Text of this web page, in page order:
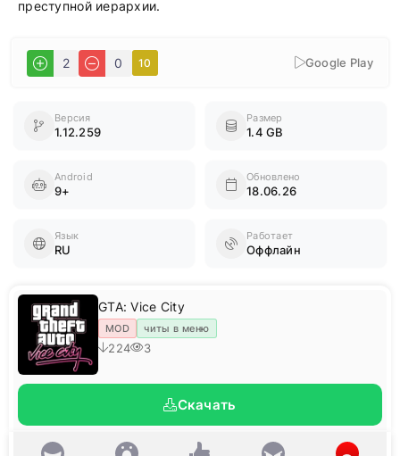
преступной иерархии.
2 0 10 Google Play
Версия
1.12.259
Размер
1.4 GB
Android
9+
Обновлено
18.06.26
Язык
RU
Работает
Оффлайн
GTA: Vice City
MOD читы в меню
224 3
Скачать